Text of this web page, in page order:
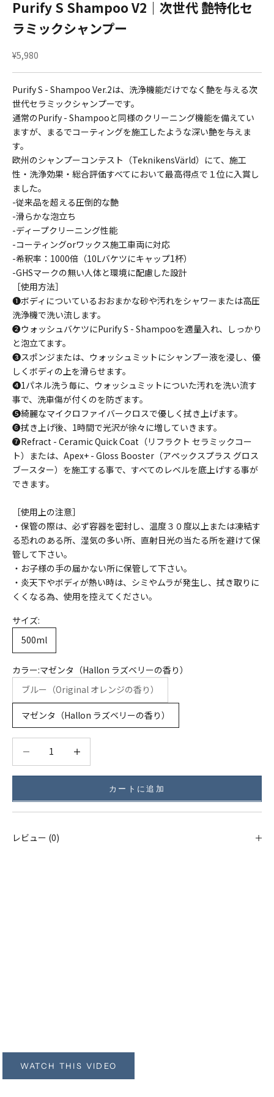
Purify S Shampoo V2｜次世代 艶特化セ
ラミックシャンプー
セール価格
¥5,980
Purify S - Shampoo Ver.2は、洗浄機能だけでなく艶を与える次
世代セラミックシャンプーです。
通常のPurify - Shampooと同様のクリーニング機能を備えてい
ますが、まるでコーティングを施工したような深い艶を与えま
す。
欧州のシャンプーコンテスト（TeknikensVärld）にて、施工
性・洗浄効果・総合評価すべてにおいて最高得点で１位に入賞し
ました。
-従来品を超える圧倒的な艶
-滑らかな泡立ち
-ディープクリーニング性能
-コーティングorワックス施工車両に対応
-希釈率：1000倍（10Lバケツにキャップ1杯）
-GHSマークの無い人体と環境に配慮した設計
［使用方法］
❶ボディについているおおまかな砂や汚れをシャワーまたは高圧
洗浄機で洗い流します。
❷ウォッシュバケツにPurify S - Shampooを適量入れ、しっかり
と泡立てます。
❸スポンジまたは、ウォッシュミットにシャンプー液を浸し、優
しくボディの上を滑らせます。
❹1パネル洗う毎に、ウォッシュミットについた汚れを洗い流す
事で、洗車傷が付くのを防ぎます。
❺綺麗なマイクロファイバークロスで優しく拭き上げます。
❻拭き上げ後、1時間で光沢が徐々に増していきます。
❼Refract - Ceramic Quick Coat（リフラクト セラミックコー
ト）または、Apex+ - Gloss Booster（アペックスプラス グロス
ブースター）を施工する事で、すべてのレベルを底上げする事が
できます。
［使用上の注意］
・保管の際は、必ず容器を密封し、温度３０度以上または凍結す
る恐れのある所、湿気の多い所、直射日光の当たる所を避けて保
管して下さい。
・お子様の手の届かない所に保管して下さい。
・炎天下やボディが熱い時は、シミやムラが発生し、拭き取りに
くくなる為、使用を控えてください。
サイズ:
500ml
カラー:マゼンタ（Hallon ラズベリーの香り）
ブルー（Original オレンジの香り）
マゼンタ（Hallon ラズベリーの香り）
カートに追加
レビュー (0)
WATCH THIS VIDEO